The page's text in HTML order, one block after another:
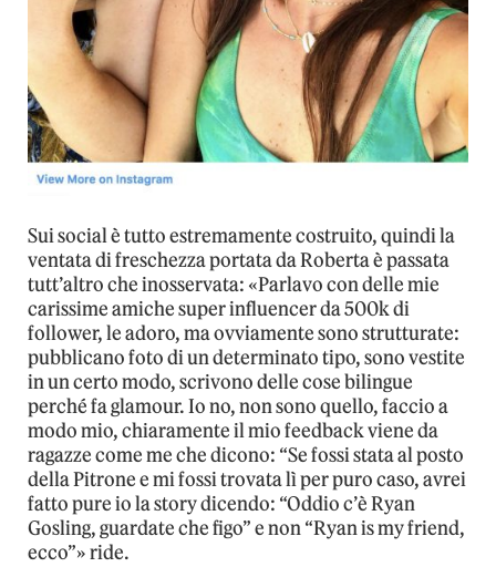
Sui social è tutto estremamente costruito, quindi la
ventata di freschezza portata da Roberta è passata
tutt’altro che inosservata: «Parlavo con delle mie
carissime amiche super influencer da 500k di
follower, le adoro, ma ovviamente sono strutturate:
pubblicano foto di un determinato tipo, sono vestite
in un certo modo, scrivono delle cose bilingue
perché fa glamour. Io no, non sono quello, faccio a
modo mio, chiaramente il mio feedback viene da
ragazze come me che dicono: “Se fossi stata al posto
della Pitrone e mi fossi trovata lì per puro caso, avrei
fatto pure io la story dicendo: “Oddio c’è Ryan
Gosling, guardate che figo” e non “Ryan is my friend,
ecco”» ride.